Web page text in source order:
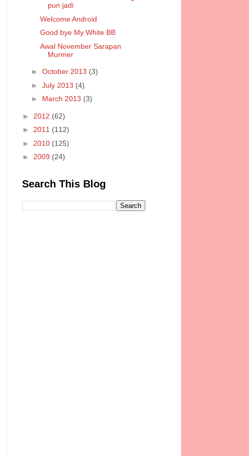
pun jadi
Welcome Android
Good bye My White BB
Awal November Sarapan
Murmer
► October 2013 (3)
► July 2013 (4)
► March 2013 (3)
► 2012 (62)
► 2011 (112)
► 2010 (125)
► 2009 (24)
Search This Blog